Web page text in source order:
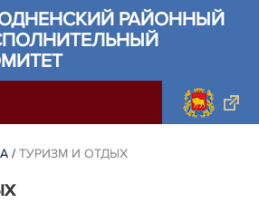
РАЙОННЫЙ
/ ТУРИЗМ И ОТДЫХ